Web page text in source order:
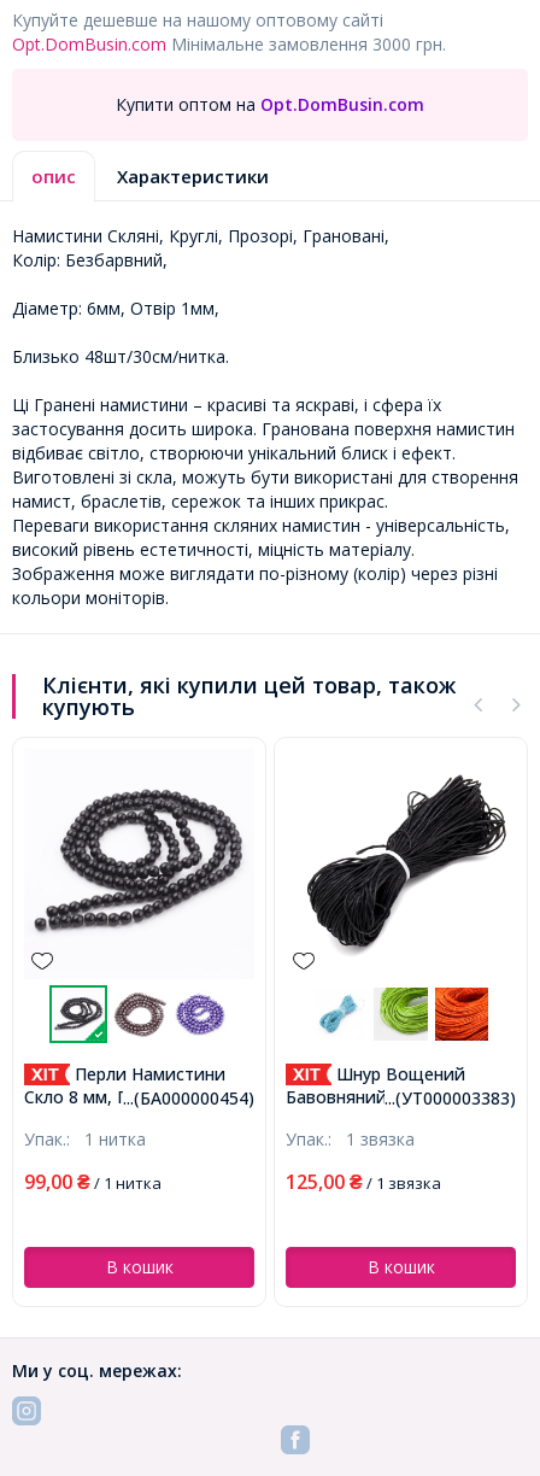
Купуйте дешевше на нашому оптовому сайті
Opt.DomBusin.com Мінімальне замовлення 3000 грн.
Купити оптом на Opt.DomBusin.com
опис Характеристики
Намистини Скляні, Круглі, Прозорі, Грановані,
Колір: Безбарвний,
Діаметр: 6мм, Отвір 1мм,
Близько 48шт/30см/нитка.
Ці Гранені намистини – красиві та яскраві, і сфера їх
застосування досить широка. Гранована поверхня намистин
відбиває світло, створюючи унікальний блиск і ефект.
Виготовлені зі скла, можуть бути використані для створення
намист, браслетів, сережок та інших прикрас.
Переваги використання скляних намистин - універсальність,
високий рівень естетичності, міцність матеріалу.
Зображення може виглядати по-різному (колір) через різні
кольори моніторів.
Клієнти, які купили цей товар, також
купують
...(БА000000454)
Перли Намистини
Скло 8 мм, Глянцеві, Круглі,
близько 90шт / 72см /
Упак.: 1 нитка
99,00 ₴/ 1 нитка
В кошик
...(УТ000003383)
Шнур Вощений
Бавовняний для плетіння,
Чорний, 1мм, близько 60-
Упак.: 1 звязка
125,00 ₴/ 1 звязка
В кошик
Ми у соц. мережах: